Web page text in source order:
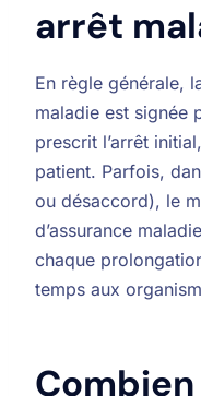
arrêt
En règle générale,
maladie est signée
prescrit l’arrêt
patient. Parfois,
ou désaccord), le
d’assurance
chaque
temps aux